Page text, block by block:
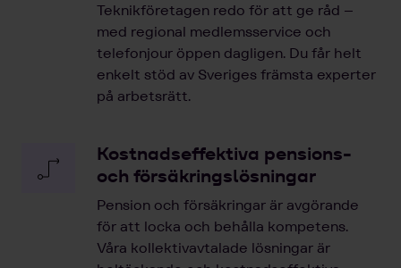
Teknikföretagen redo för att ge råd –
med regional medlemsservice och
telefonjour öppen dagligen. Du får helt
enkelt stöd av Sveriges främsta experter
på arbetsrätt.
Kostnadseffektiva pensions-
och försäkringslösningar
Pension och försäkringar är avgörande
för att locka och behålla kompetens.
Våra kollektivavtalade lösningar är